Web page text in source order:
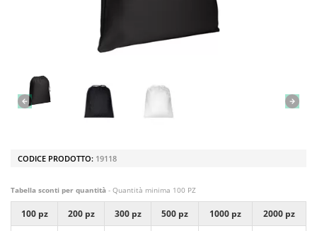
CODICE PRODOTTO: 19118
Tabella sconti per quantità - Quantità minima 100 PZ
100 pz 200 pz 300 pz 500 pz 1000 pz
2000 pz